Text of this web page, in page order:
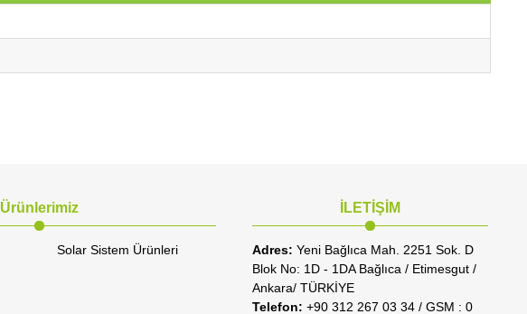
Ürünlerimiz
Solar Sistem Ürünleri
İLETİŞİM
Adres: Yeni Bağlıca Mah. 2251 Sok. D
Blok No: 1D - 1DA Bağlıca / Etimesgut /
Ankara/ TÜRKİYE
Telefon: +90 312 267 03 34 / GSM : 0